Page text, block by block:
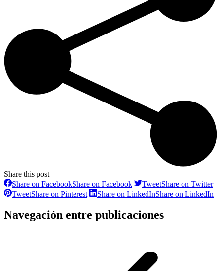
Share this post
Share on FacebookShare on Facebook TweetShare on Twitter
TweetShare on Pinterest Share on LinkedInShare on LinkedIn
Navegación entre publicaciones